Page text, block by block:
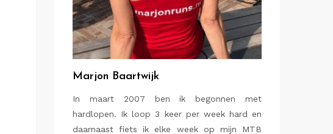
Marjon Baartwijk
In maart 2007 ben ik begonnen met
hardlopen. Ik loop 3 keer per week hard en
daarnaast fiets ik elke week op mijn MTB